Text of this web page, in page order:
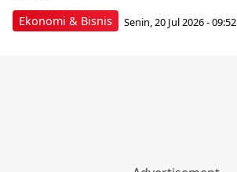
Ekonomi & Bisnis Senin, 20 Jul 2026 - 09:52